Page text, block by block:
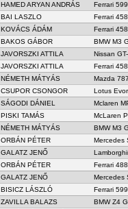
HAMED ARYAN ANDRÁS
Ferrari
BAI LASZLO
Ferrari
KOVÁCS ÁDÁM
Ferrari
BAKOS GÁBOR
BMW M3
JAVORSZKI ATTILA
Nissan
JAVORSZKI ATTILA
Ferrari
NÉMETH MÁTYÁS
Mazda
CSUPOR CSONGOR
Lotus
SÁGODI DÁNIEL
Mclaren
PISKI TAMÁS
McLaren
NÉMETH MÁTYÁS
BMW M3
ORBÁN PÉTER
Mercedes
GALATZ JENŐ
ORBÁN PÉTER
Ferrari
GALATZ JENŐ
Mercedes
BISICZ LÁSZLÓ
Ferrari
ZAVILLA BALAZS
BMW Z4